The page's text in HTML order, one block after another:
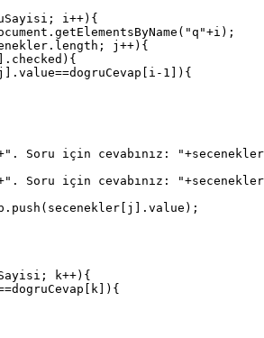
i++){
j++){
1]){
k++){